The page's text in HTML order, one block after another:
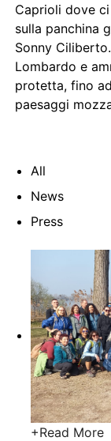
Caprioli dove
sulla panchina
Sonny
Lombardo e
protetta, fino
paesaggi
All
News
Press
+Read More